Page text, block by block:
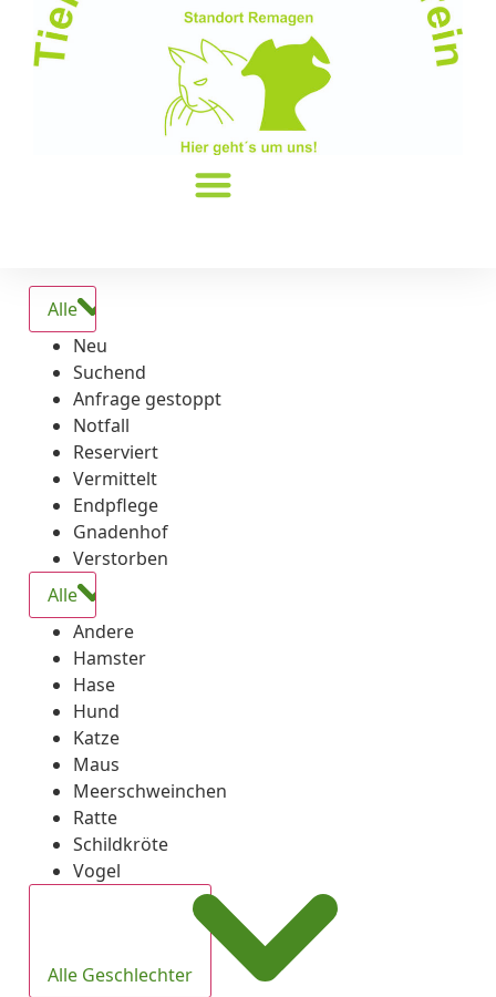
Alle
Neu
Suchend
Anfrage gestoppt
Notfall
Reserviert
Vermittelt
Endpflege
Gnadenhof
Verstorben
Alle
Andere
Hamster
Hase
Hund
Katze
Maus
Meerschweinchen
Ratte
Schildkröte
Vogel
Alle Geschlechter